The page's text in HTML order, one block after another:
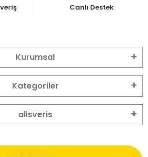
Canlı Destek
Kurumsal
Kategoriler
alisveris